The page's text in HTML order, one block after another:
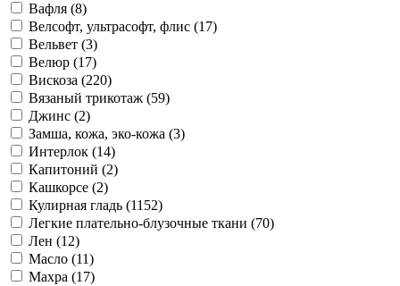
Вафля (8)
Велсофт, ультрасофт, флис (17)
Вельвет (3)
Велюр (17)
Вискоза (220)
Вязаный трикотаж (59)
Джинс (2)
Замша, кожа, эко-кожа (3)
Интерлок (14)
Капитоний (2)
Кашкорсе (2)
Кулирная гладь (1152)
Легкие плательно-блузочные ткани (70)
Лен (12)
Масло (11)
Махра (17)